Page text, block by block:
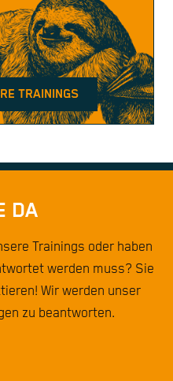
TRAININGS
DA
Trainings oder haben
werden muss? Sie
Wir werden unser
zu beantworten.